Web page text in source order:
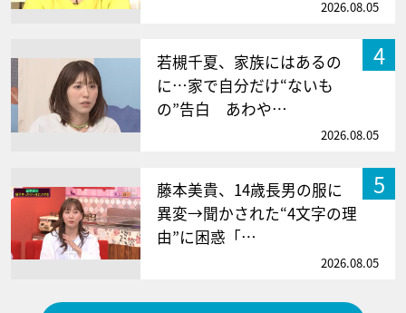
2026.08.05
4
若槻千夏、家族にはあるの
に…家で自分だけ“ないも
の”告白 あわや…
2026.08.05
5
藤本美貴、14歳長男の服に
異変→聞かされた“4文字の理
由”に困惑「…
2026.08.05